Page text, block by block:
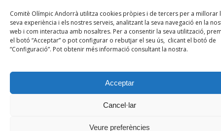
Comitè Olímpic Andorrà utilitza cookies pròpies i de tercers per a millorar
seva experiència i els nostres serveis, analitzant la seva navegació en la
web i com interactua amb nosaltres. Per a consentir la seva utilització,
el botó “Acceptar” o pot configurar o rebutjar el seu ús, clicant el botó de
“Configuració”. Pot obtenir més informació consultant la nostra.
Acceptar
Cancel·lar
Veure preferències